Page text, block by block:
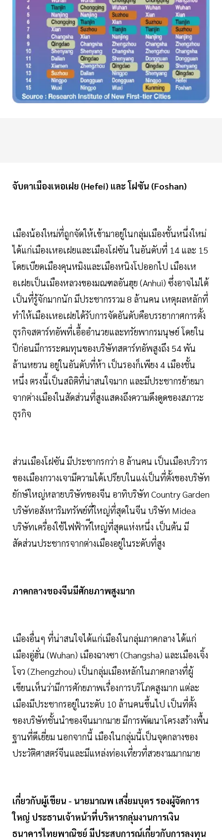
จับตาเมืองเหอเฝย (Hefei) และ โฝซัน (Foshan)
เมืองน้องใหม่ที่ถูกจัดให้เข้ามาอยู่ในกลุ่มเมืองชั้นหนึ่งใหม่
ได้แก่เมืองเหอเฝยและเมืองโฝซัน ในอันดับที่ 14 และ 15
โดยเบียดเมืองคุนหมิงและเมืองหนิงโปออกไป เมืองเห
อเฝยเป็นเมืองหลวงของมณฑลอันฮุย (Anhui) ซึ่งอาจไม่ได้
เป็นที่รู้จักมากนัก มีประชากรรวม 8 ล้านคน เหตุผลหลักที่
ทำให้เมืองเหอเฝยได้รับการจัดอันดับคือบรรยากาศการตั้ง
ธุรกิจสตาร์ทอัพที่เอื้ออำนวยและทรัยพากรมนุษย์ โดยใน
ปีก่อนมีการระดมทุนของบริษัทสตาร์ทอัพสูงถึง 54 พัน
ล้านหยวน อยู่ในอันดับที่ห้า เป็นรองก็เพียง 4 เมืองชั้น
หนึ่ง ตรงนี้เป็นสถิติที่น่าสนใจมาก และมีประชากรย้ายมา
จากต่างเมืองในสัดส่วนที่สูงแสดงถึงความดึงดูดของสภาวะ
ธุรกิจ
ส่วนเมืองโฝซัน มีประชากรกว่า 8 ล้านคน เป็นเมืองบริวาร
ของเมืองกวางเจามีความได้เปรียบในแง่เป็นที่ตั้งของบริษัท
ยักษ์ใหญ่หลายบริษัทของจีน อาทิบริษัท Country Garden
บริษัทอสังหาริมทรัพย์ที่ใหญ่ที่สุดในจีน บริษัท Midea
บริษัทเครื่องใช้ไฟฟ้าท่ีใหญ่ที่สุดแห่งหนึ่ง เป็นต้น มี
สัดส่วนประชากรจากต่างเมืองอยู่ในระดับที่สูง
ภาคกลางของจีนมีศักยภาพสูงมาก
เมืองอื่นๆ ที่น่าสนใจได้แก่เมืองในกลุ่มภาคกลาง ได้แก่
เมืองอู่ฮั่น (Wuhan) เมืองฉางซา (Changsha) และเมืองเจิ้ง
โจว (Zhengzhou) เป็นกลุ่มเมืองหลักในภาคกลางที่ผู้
เขียนเห็นว่ามีการศักยภาพเรื่องการบริโภคสูงมาก แต่ละ
เมืองมีประชากรอยู่ในระดับ 10 ล้านคนขึ้นไป เป็นที่ตั้ง
ของบริษัทชั้นนำของจีนมากมาย มีการพัฒนาโครงสร้างพื้น
ฐานที่ดีเยี่ยม นอกจากนี้ เมืองในกลุ่มนี้เป็นจุดกลางของ
ประวัติศาสตร์จีนและมีแหล่งท่องเที่ยวที่สวยงามมากมาย
เกี่ยวกับผู้เขียน - นายมาณพ เสงี่ยมบุตร รองผู้จัดการ
ใหญ่ ประธานเจ้าหน้าที่บริหารกลุ่มงานการเงิน
ธนาคารไทยพาณิชย์ มีประสบการณ์เกี่ยวกับการลงทุน